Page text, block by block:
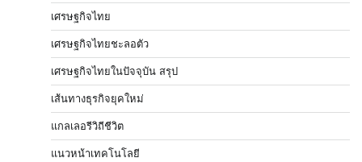
เศรษฐกิจไทย
เศรษฐกิจไทยชะลอตัว
เศรษฐกิจไทยในปัจจุบัน สรุป
เส้นทางธุรกิจยุคใหม่
แกลเลอรีวิถีชีวิต
แนวหน้าเทคโนโลยี